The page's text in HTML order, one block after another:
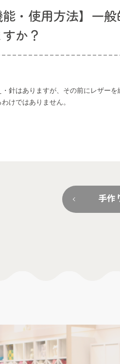
能・使用方法】一
か？
針はありますが、その前にレザー
けではありません。
手作